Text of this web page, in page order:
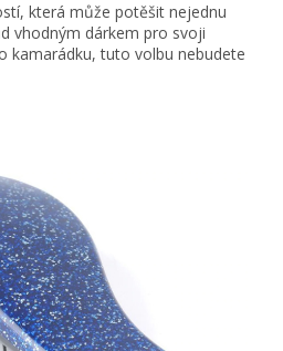
která může potěšit nejednu
vhodným dárkem pro svoji
kamarádku, tuto volbu nebudete